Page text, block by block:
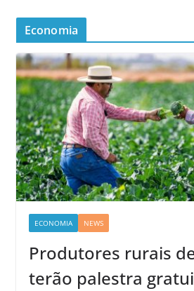
Economia
ECONOMIA NEWS
Produtores rurais
terão palestra